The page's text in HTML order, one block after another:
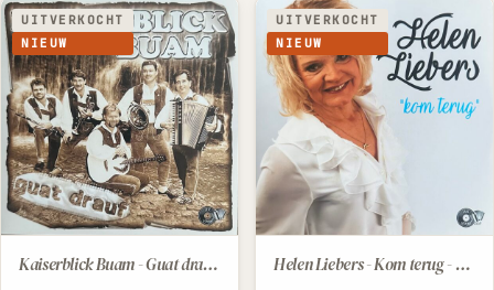
UITVERKOCHT
NIEUW
Kaiserblick Buam - Guat drauf - Bariton Lausbua
UITVERKOCHT
NIEUW
Helen Liebers - Kom terug - Gerrie Liebers - Jij bent mijn engel